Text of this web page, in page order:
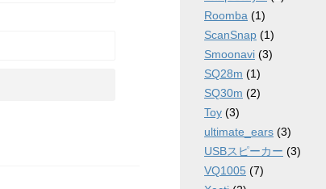
Roomba (1)
ScanSnap (1)
Smoonavi (3)
SQ28m (1)
SQ30m (2)
Toy (3)
ultimate_ears (3)
USBスピーカー (3)
VQ1005 (7)